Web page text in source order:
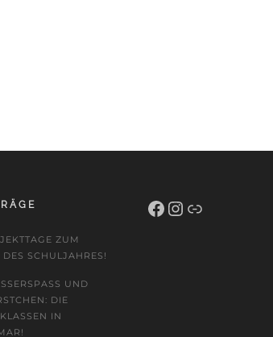
ZUM A
SCHULJAHRES!
UND H
DIE AB
IN NI
Facebook
Instagram
Schulportal Hessen